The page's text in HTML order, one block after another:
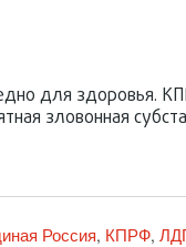
для здоровья.
зловонная
Россия, КПРФ,